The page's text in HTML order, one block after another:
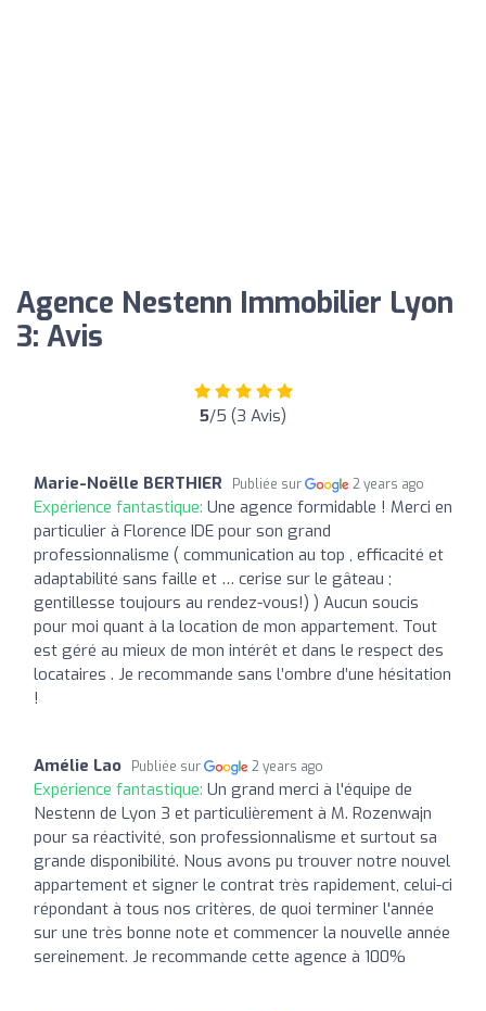
Agence Nestenn Immobilier Lyon
3: Avis
5/5 (3 Avis)
Marie-Noëlle BERTHIER Publiée sur 2 years ago
Expérience fantastique: Une agence formidable ! Merci en
particulier à Florence IDE pour son grand
professionnalisme ( communication au top , efficacité et
adaptabilité sans faille et … cerise sur le gâteau ;
gentillesse toujours au rendez-vous!) ) Aucun soucis
pour moi quant à la location de mon appartement. Tout
est géré au mieux de mon intérêt et dans le respect des
locataires . Je recommande sans l’ombre d’une hésitation
!
Amélie Lao Publiée sur 2 years ago
Expérience fantastique: Un grand merci à l'équipe de
Nestenn de Lyon 3 et particulièrement à M. Rozenwajn
pour sa réactivité, son professionnalisme et surtout sa
grande disponibilité. Nous avons pu trouver notre nouvel
appartement et signer le contrat très rapidement, celui-ci
répondant à tous nos critères, de quoi terminer l'année
sur une très bonne note et commencer la nouvelle année
sereinement. Je recommande cette agence à 100%